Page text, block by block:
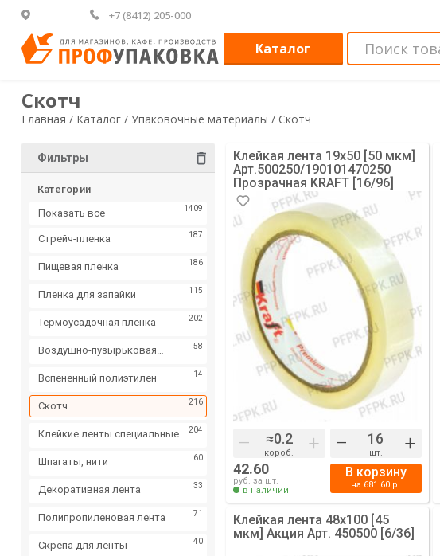
+7 (8412) 205-000
Каталог
Скотч
Главная / Каталог / Упаковочные материалы / Скотч
Фильтры
Категории
Показать все
1409
Стрейч-пленка 187
Пищевая пленка 186
Пленка для запайки 115
Термоусадочная пленка 202
Воздушно-пузырьковая
58
Вспененный полиэтилен 14
Скотч 216
Клейкие ленты специальные 204
Шпагаты, нити 60
Декоративная лента 33
Полипропиленовая лента 71
Скрепа для ленты 40
Клейкая лента 19х50 [50 мкм]
Арт.500250/190101470250
Прозрачная KRAFT [16/96]
– короб. + – шт. +
42.60
руб. за шт.
в наличии
В корзину
на 681.60 р.
Клейкая лента 48х100 [45
мкм] Акция Арт. 450500 [6/36]